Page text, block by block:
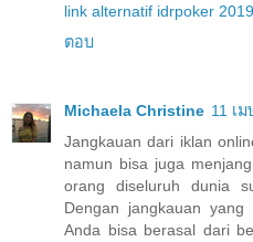
link alternatif idrpoker 2019
ตอบ
Michaela Christine 11 เ
Jangkauan dari iklan
namun bisa juga
orang diseluruh dunia
Dengan jangkauan
Anda bisa berasal dari